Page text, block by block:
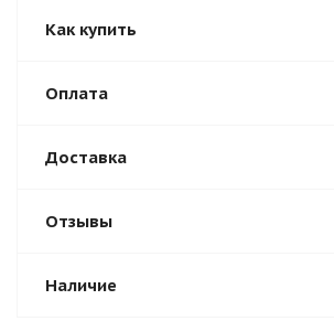
Как купить
Оплата
Доставка
Отзывы
Наличие